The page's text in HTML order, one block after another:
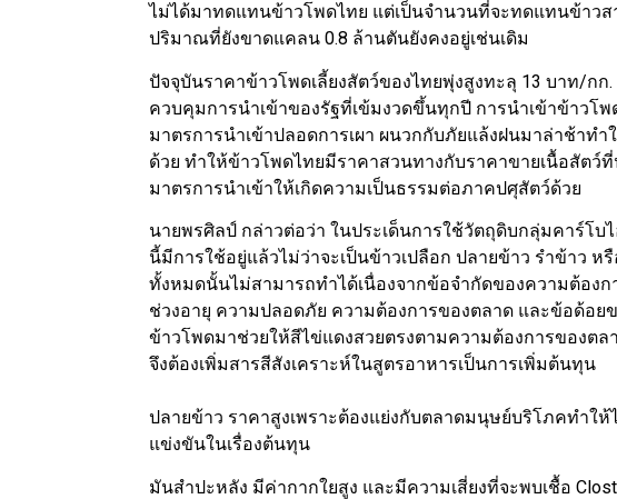
ไม่ได้มาทดแทนข้าวโพดไทย แต่เป็นจำนวนที่จะทดแทนข้าว
ปริมาณที่ยังขาดแคลน 0.8 ล้านตันยังคงอยู่เช่นเดิม
ปัจจุบันราคาข้าวโพดเลี้ยงสัตว์ของไทยพุ่งสูงทะลุ 13 บาท/ก
ควบคุมการนำเข้าของรัฐที่เข้มงวดขึ้นทุกปี การนำเข้าข้าวโพ
มาตรการนำเข้าปลอดการเผา ผนวกกับภัยแล้งฝนมาล่าช้าท
ด้วย ทำให้ข้าวโพดไทยมีราคาสวนทางกับราคาขายเนื้อสัตว์
มาตรการนำเข้าให้เกิดความเป็นธรรมต่อภาคปศุสัตว์ด้วย
นายพรศิลป์ กล่าวต่อว่า ในประเด็นการใช้วัตถุดิบกลุ่มคาร์โ
นี้มีการใช้อยู่แล้วไม่ว่าจะเป็นข้าวเปลือก ปลายข้าว รำข้าว
ทั้งหมดนั้นไม่สามารถทำได้เนื่องจากข้อจำกัดของความต้อง
ช่วงอายุ ความปลอดภัย ความต้องการของตลาด และข้อด้อย
ข้าวโพดมาช่วยให้สีไข่แดงสวยตรงตามความต้องการของต
จึงต้องเพิ่มสารสีสังเคราะห์ในสูตรอาหารเป็นการเพิ่มต้นทุน
ปลายข้าว ราคาสูงเพราะต้องแย่งกับตลาดมนุษย์บริโภคทำใ
แข่งขันในเรื่องต้นทุน
มันสำปะหลัง มีค่ากากใยสูง และมีความเสี่ยงที่จะพบเชื้อ